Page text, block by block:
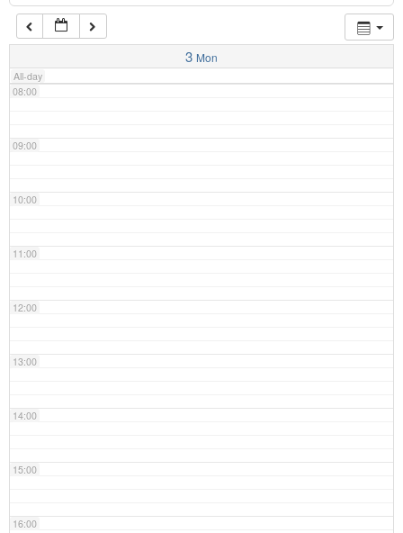
3 Mon
All-day
07:00
08:00
09:00
10:00
11:00
12:00
13:00
14:00
15:00
16:00